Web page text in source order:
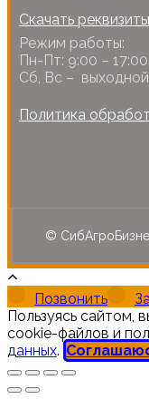
Скачать реквизиты
Режим работы:
Пн-Пт: 9:00 – 17:00
Сб, Вс – выходной
Политика
©
Позвонить
Пользуясь сайтом,
cookie-файлов и
данных.